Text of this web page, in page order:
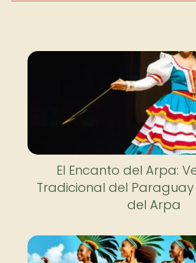
El Encanto del Arpa:
Tradicional del
del Arpa